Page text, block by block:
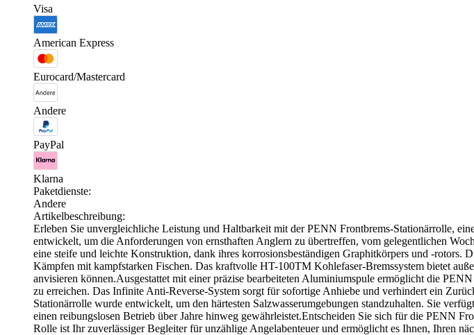
Visa
American Express
Eurocard/Mastercard
Andere
PayPal
Klarna
Paketdienste:
Andere
Artikelbeschreibung:
Erleben Sie unvergleichliche Leistung und Haltbarkeit mit der PENN Frontbrems-Stationärrolle,
entwickelt, um die Anforderungen von ernsthaften Anglern zu übertreffen, vom gelegentlichen
eine steife und leichte Konstruktion, dank ihres korrosionsbeständigen Graphitkörpers und -rotors.
Kämpfen mit kampfstarken Fischen. Das kraftvolle HT-100TM Kohlefaser-Bremssystem bietet
anvisieren können.Ausgestattet mit einer präzise bearbeiteten Aluminiumspule ermöglicht die
zu erreichen. Das Infinite Anti-Reverse-System sorgt für sofortige Anhiebe und verhindert ein
Stationärrolle wurde entwickelt, um den härtesten Salzwasserumgebungen standzuhalten. Sie
einen reibungslosen Betrieb über Jahre hinweg gewährleistet.Entscheiden Sie sich für die PENN
Rolle ist Ihr zuverlässiger Begleiter für unzählige Angelabenteuer und ermöglicht es Ihnen, Ihren